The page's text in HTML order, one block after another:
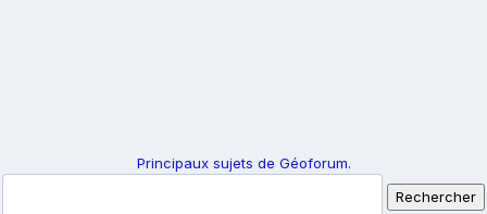
Principaux sujets de Géoforum.